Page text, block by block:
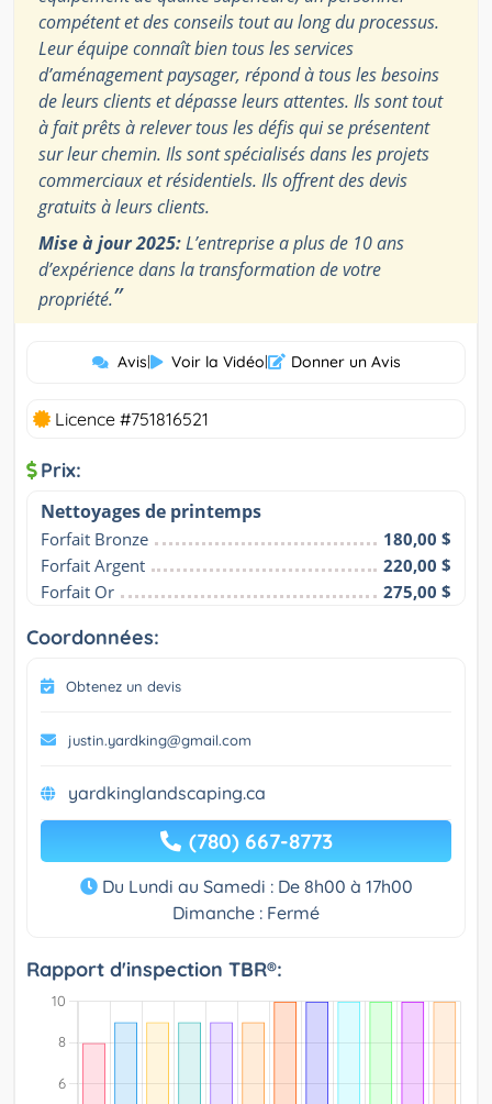
compétent et des conseils tout au long du processus.
Leur équipe connaît bien tous les services
d’aménagement paysager, répond à tous les besoins
de leurs clients et dépasse leurs attentes. Ils sont tout
à fait prêts à relever tous les défis qui se présentent
sur leur chemin. Ils sont spécialisés dans les projets
commerciaux et résidentiels. Ils offrent des devis
gratuits à leurs clients.
Mise à jour 2025:L’entreprise a plus de 10 ans
d’expérience dans la transformation de votre
propriété.”
Avis| Voir la Vidéo| Donner un Avis
Licence #751816521
Prix:
Nettoyages de printemps
Forfait Bronze
180,00 $
Forfait Argent
220,00 $
Forfait Or
275,00 $
Coordonnées:
Obtenez un devis
justin.yardking@gmail.com
yardkinglandscaping.ca
(780) 667-8773
Du Lundi au Samedi : De 8h00 à 17h00
Dimanche : Fermé
Rapport d'inspection TBR®: